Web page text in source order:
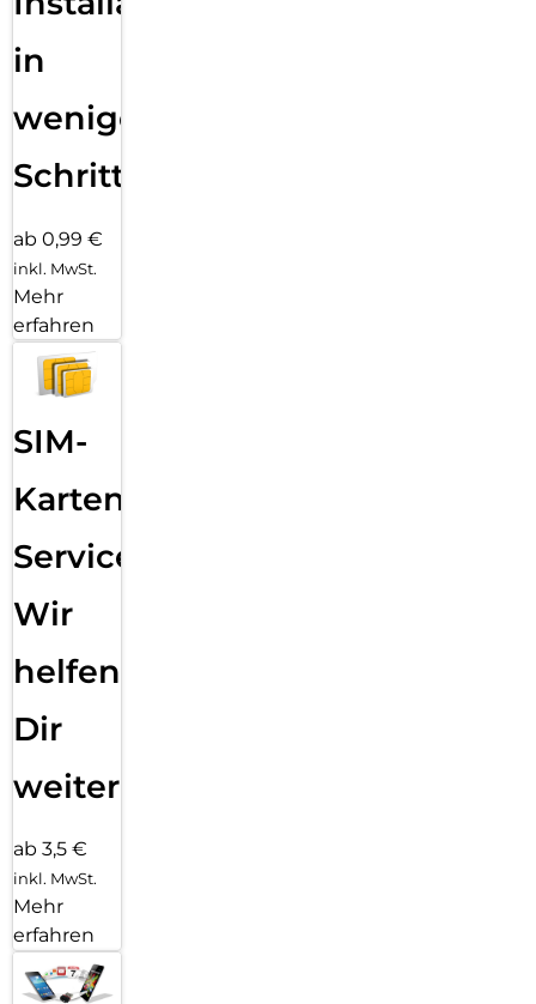
in
wenigen
Schritten
ab 0,99 €
inkl. MwSt.
Mehr
erfahren
SIM-
Karten
Service:
Wir
helfen
Dir
weiter
ab 3,5 €
inkl. MwSt.
Mehr
erfahren